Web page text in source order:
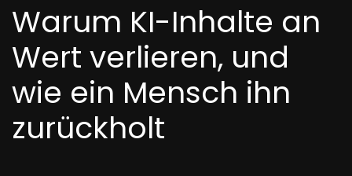
Warum KI-Inhalte an
Wert verlieren, und
wie ein Mensch ihn
zurückholt